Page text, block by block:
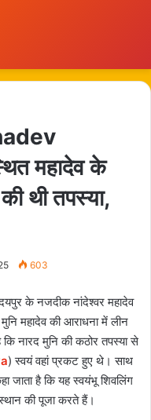
महादेव के
थी तपस्या,
603
के नजदीक नांदेश्वर महादेव
महादेव की आराधना में लीन
नारद मुनि की कठोर तपस्या से
) स्वयं वहां प्रकट हुए थे। साथ
जाता है कि यह स्वयंभू शिवलिंग
की पूजा करते हैं।